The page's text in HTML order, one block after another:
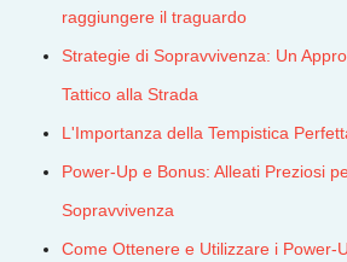
Always Bring
to Rio
raggiungere il traguardo
Strategie di Sopravvivenza: Un
Tattico alla Strada
L'Importanza della Tempistica
Power-Up e Bonus: Alleati Preziosi
Sopravvivenza
Come Ottenere e Utilizzare i Power-